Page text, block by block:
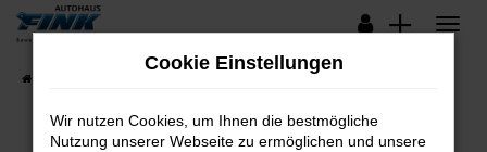
Zum
springen
Lagerfahrzeuge
Cookie Einstellungen
Wir nutzen Cookies, um Ihnen die bestmögliche
Nutzung unserer Webseite zu ermöglichen und unsere